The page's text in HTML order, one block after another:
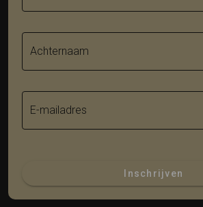
Achternaam
E-mailadres
Inschrijven